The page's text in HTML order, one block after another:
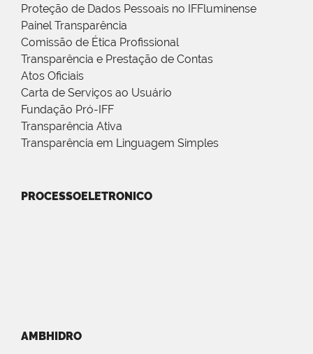
Proteção de Dados Pessoais no IFFluminense
Painel Transparência
Comissão de Ética Profissional
Transparência e Prestação de Contas
Atos Oficiais
Carta de Serviços ao Usuário
Fundação Pró-IFF
Transparência Ativa
Transparência em Linguagem Simples
PROCESSOELETRONICO
AMBHIDRO